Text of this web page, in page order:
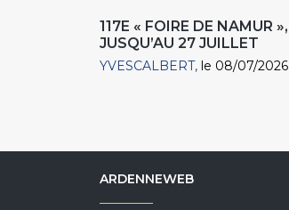
117E « FOIRE DE NAMUR »,
JUSQU’AU 27 JUILLET
YVESCALBERT le 08/07/2026
ARDENNEWEB